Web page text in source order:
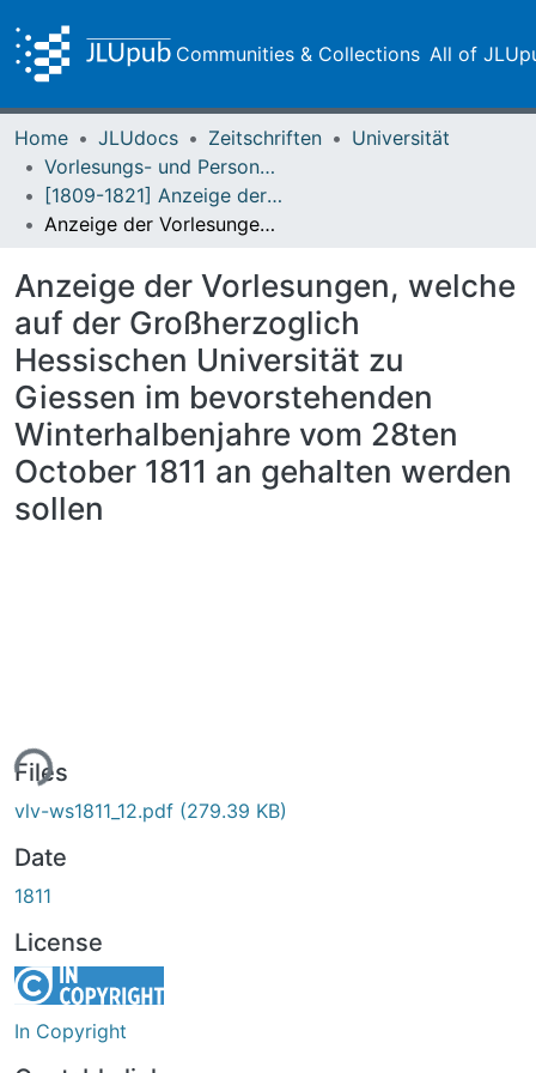
Communities & Collections All of
Home JLUdocs Zeitschriften
Universität
Vorlesungs- und Personalverzeichnis / Justus-Liebig-Universität Gießen
[1809-1821] Anzeige der Vorlesungen / Großherzoglich Hessische Universität zu Giessen
Anzeige der Vorlesungen, welche auf der Großherzoglich Hessischen Universität zu Giessen im bevorstehenden Winterhalbenjahre vom 28ten October 1811 an gehalten werden sollen
Anzeige der Vorlesungen, welche
auf der Großherzoglich
Hessischen Universität zu
Giessen im bevorstehenden
Winterhalbenjahre vom 28ten
October 1811 an gehalten werden
sollen
Files
vlv-ws1811_12.pdf (279.39 KB)
Date
1811
License
In Copyright